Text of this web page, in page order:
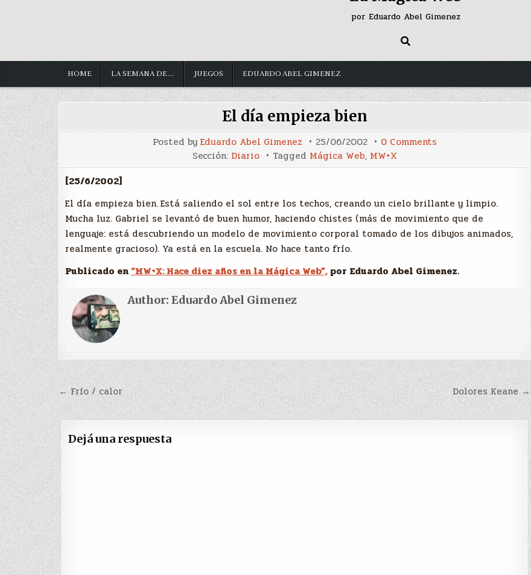
por Eduardo Abel Gimenez
HOME LA SEMANA DE… JUEGOS EDUARDO ABEL GIMENEZ
El día empieza bien
Posted by Eduardo Abel Gimenez 25/06/2002 0 Commentson
empieza
Sección: Diario Tagged Mágica Web, MW+X
[25/6/2002]
El día empieza bien.Está saliendo el sol entre los techos, creando un cielo brillante y limpio.
Mucha luz. Gabriel se levantó de buen humor, haciendo chistes (más de movimiento que de
lenguaje: está descubriendo un modelo de movimiento corporal tomado de los dibujos animados,
realmente gracioso). Ya está en la escuela. No hace tanto frío.
Publicado en“MW+X: Hace diez años en la Mágica Web”, por Eduardo Abel Gimenez.
Author: Eduardo Abel Gimenez
Navegación
de
entradas
Dolores Keane →
← Frío / calor
Dejá una respuesta